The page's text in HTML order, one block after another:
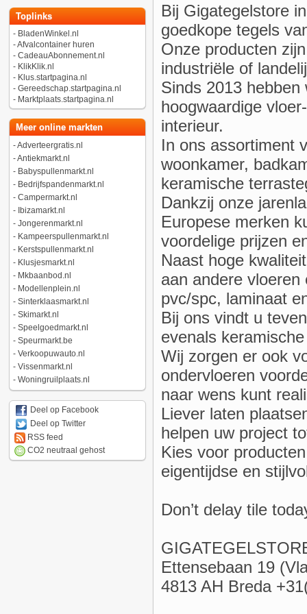
Toplinks
- BladenWinkel.nl
-Afvalcontainer huren
- CadeauAbonnement.nl
- KlikKlik.nl
- Klus.startpagina.nl
- Gereedschap.startpagina.nl
- Marktplaats.startpagina.nl
Meer online markten
-Adverteergratis.nl
-Antiekmarkt.nl
- Babyspullenmarkt.nl
- Bedrijfspandenmarkt.nl
- Campermarkt.nl
- Ibizamarkt.nl
- Jongerenmarkt.nl
- Kampeerspullenmarkt.nl
- Kerstspullenmarkt.nl
- Klusjesmarkt.nl
- Mkbaanbod.nl
- Modellenplein.nl
- Sinterklaasmarkt.nl
- Skimarkt.nl
- Speelgoedmarkt.nl
- Speurmarkt.be
- Verkoopuwauto.nl
- Vissenmarkt.nl
- Woningruilplaats.nl
Deel op Facebook
Deel op Twitter
RSS feed
CO2 neutraal gehost
Bij Gigategelstore
goedkope tegels
Onze producten
industriële of
Sinds 2013
hoogwaardige
interieur.
In ons assortiment
woonkamer,
keramische
Dankzij onze
Europese merken
voordelige prijzen
Naast hoge
aan andere
pvc/spc, laminaat
Bij ons vindt u
evenals
Wij zorgen er ook
ondervloeren
naar wens kunt
Liever laten
helpen uw project
Kies voor
eigentijdse en
Don’t delay tile
Ettensebaan 19
4813 AH Breda